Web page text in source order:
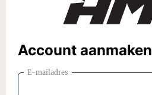
Account aanmaken
E-mailadres